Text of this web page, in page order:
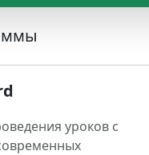
уроков с